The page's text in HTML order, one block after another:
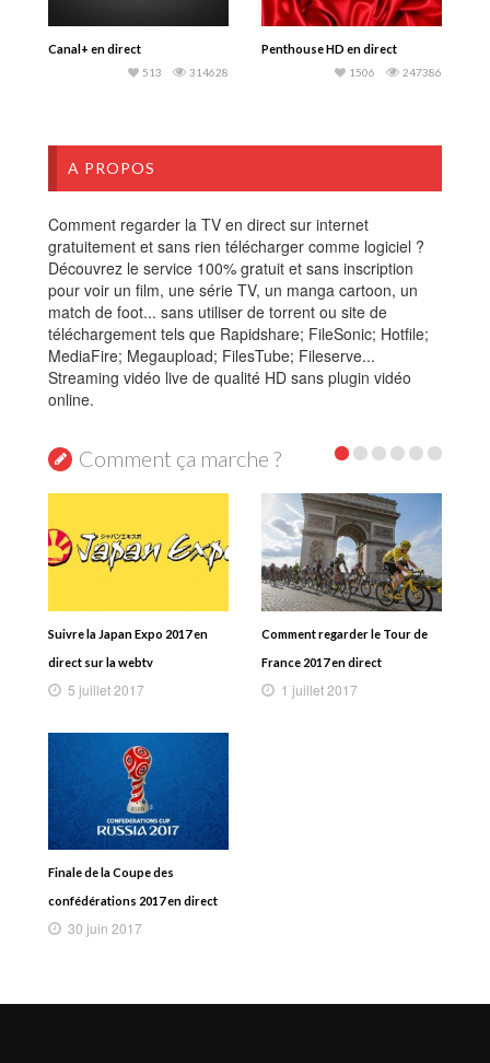
Canal+ en direct
314628
513
Penthouse HD en direct
247386
1506
A PROPOS
Comment regarder la TV en direct sur internet
gratuitement et sans rien télécharger comme logiciel ?
Découvrez le service 100% gratuit et sans inscription
pour voir un film, une série TV, un manga cartoon, un
match de foot... sans utiliser de torrent ou site de
téléchargement tels que Rapidshare; FileSonic; Hotfile;
MediaFire; Megaupload; FilesTube; Fileserve...
Streaming vidéo live de qualité HD sans plugin vidéo
online.
Comment ça marche ?
Suivre la Japan Expo 2017 en
direct sur la webtv
5 juillet 2017
Comment regarder le Tour de
France 2017 en direct
1 juillet 2017
Finale de la Coupe des
confédérations 2017 en direct
30 juin 2017